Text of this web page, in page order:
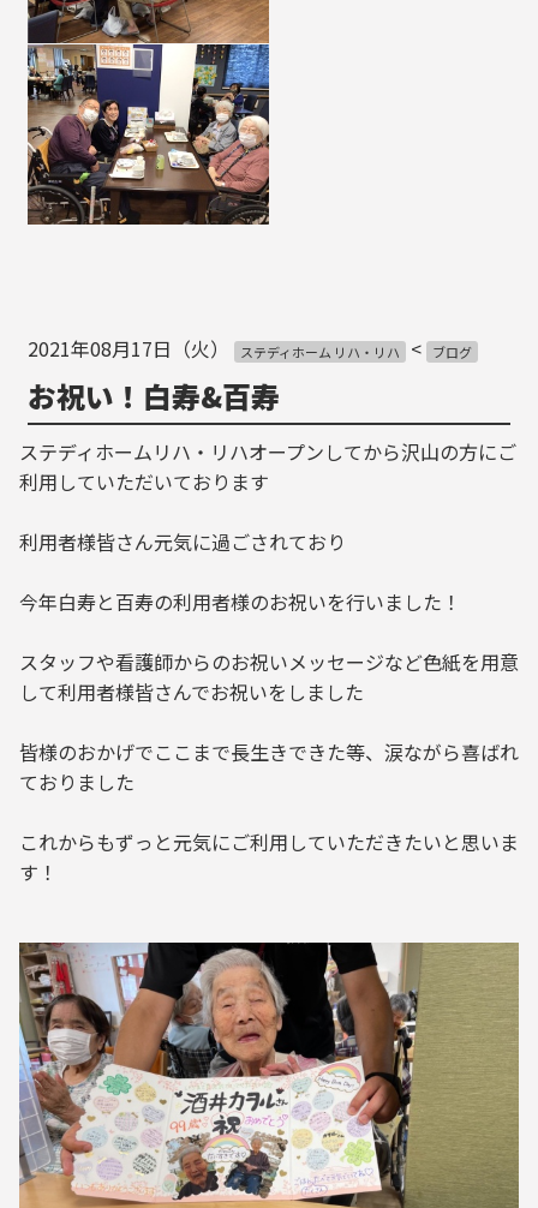
2021年08月17日（火） ステディホーム リハ・リハ < ブログ
お祝い！白寿&百寿
ステディホームリハ・リハオープンしてから沢山の方にご
利用していただいております
利用者様皆さん元気に過ごされており
今年白寿と百寿の利用者様のお祝いを行いました！
スタッフや看護師からのお祝いメッセージなど色紙を用意
して利用者様皆さんでお祝いをしました
皆様のおかげでここまで長生きできた等、涙ながら喜ばれ
ておりました
これからもずっと元気にご利用していただきたいと思いま
す！